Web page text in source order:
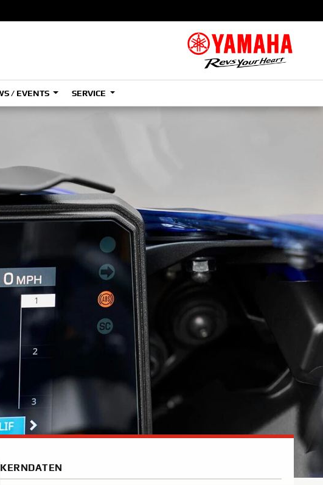
Tenere
(Low)
700
(Low)
35kW
A
Rally
A2
/ EVENTS SERVICE
KERNDATEN